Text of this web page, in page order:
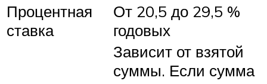
Процентная
ставка
От 20,5 до 29,5 %
годовых
Зависит от взятой
суммы. Если сумма